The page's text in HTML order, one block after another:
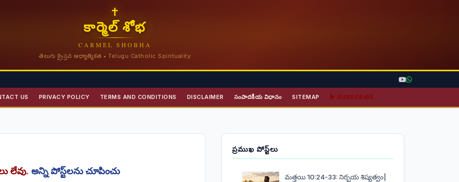
✝
కార్మెల్ శోభ
CARMEL SHOBHA
తెలుగు క్రైస్తవ ఆధ్యాత్మికత • Telugu Catholic Spirituality
US PRIVACY POLICY TERMS AND CONDITIONS DISCLAIMER సంపాదకీయ విధానం SITEMAP ▶ SUBSCRIBE
లేవు. అన్ని పోస్ట్‌లను చూపించు
ప్రముఖ పోస్ట్‌లు
మత్తయి 10:24-33: నిర్భయ శిష్యత్వం|